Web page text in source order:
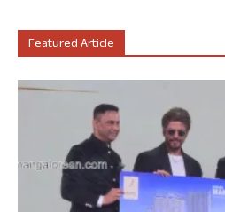
Featured Article